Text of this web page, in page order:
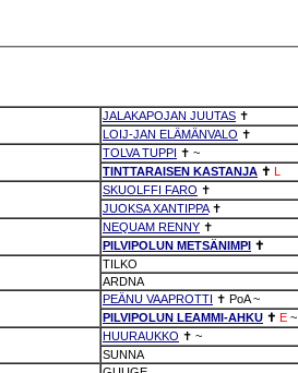
JALAKAPOJAN JUUTAS ✝
LOIJ-JAN ELÄMÄNVALO ✝
TOLVA TUPPI ✝ ~
TINTTARAISEN KASTANJA ✝ L
SKUOLFFI FARO ✝
JUOKSA XANTIPPA✝
NEQUAM RENNY ✝
PILVIPOLUN METSÄNIMPI ✝
TILKO
ARDNA
PEÄNU VAAPROTTI ✝ PoA ~
PILVIPOLUN LEAMMI-AHKU ✝ E ~
HUURAUKKO ✝ ~
SUNNA